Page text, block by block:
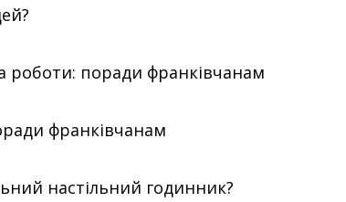
роботи: поради франківчанам
франківчанам
настільний годинник?